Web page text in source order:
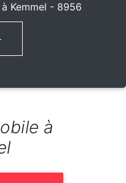
Kemmel - 8956
à